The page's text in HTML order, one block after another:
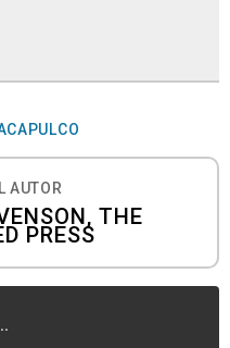
AUTOR
THE
PRESS